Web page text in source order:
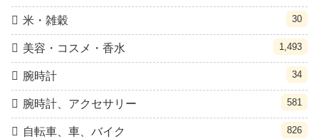
米・雑穀 30
美容・コスメ・香水 1,493
腕時計 34
腕時計、アクセサリー 581
自転車、車、バイク 826